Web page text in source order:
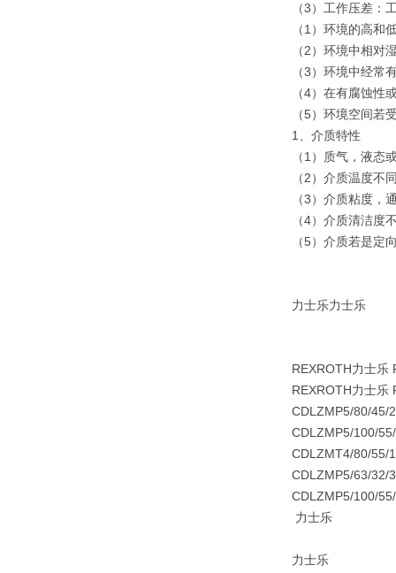
（3）工作压差：
（1）环境的高和
（2）环境中相对
（3）环境中经常
（4）在有腐蚀性
（5）环境空间若
1、介质特性
（1）质气，液态
（2）介质温度不
（3）介质粘度，
（4）介质清洁度
（5）介质若是定
力士乐力士乐
REXROTH力士乐
REXROTH力士乐
CDLZMP5/80/
CDLZMP5/100/
CDLZMT4/80/55/
CDLZMP5/63/
CDLZMP5/100/
力士乐
力士乐